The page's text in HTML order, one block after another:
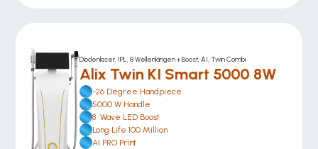
Diodenlaser, IPL, 8 Wellenlängen + Boost, AI, Twin Combi
Alix Twin KI Smart 5000 8W
-26 Degree Handpiece
5000 W Handle
8  Wave LED Boost
Long Life 100 Million
AI PRO Print